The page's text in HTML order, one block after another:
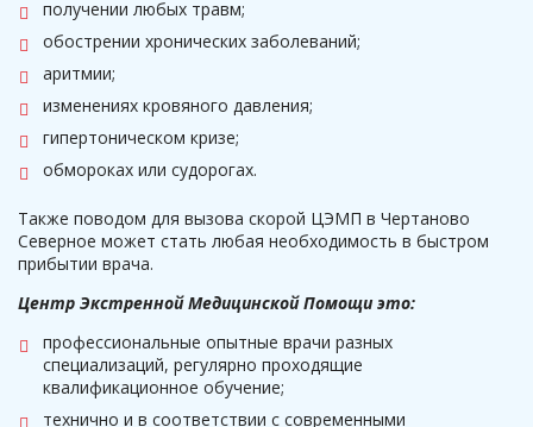
получении любых травм;
обострении хронических заболеваний;
аритмии;
изменениях кровяного давления;
гипертоническом кризе;
обмороках или судорогах.
Также поводом для вызова скорой ЦЭМП в Чертаново
Северное может стать любая необходимость в быстром
прибытии врача.
Центр Экстренной Медицинской Помощи это:
профессиональные опытные врачи разных
специализаций, регулярно проходящие
квалификационное обучение;
технично и в соответствии с современными